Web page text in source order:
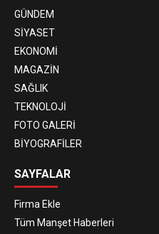
GÜNDEM
SİYASET
EKONOMİ
MAGAZİN
SAĞLIK
TEKNOLOJİ
FOTO GALERİ
BİYOGRAFİLER
SAYFALAR
Firma Ekle
Tüm Manşet Haberleri